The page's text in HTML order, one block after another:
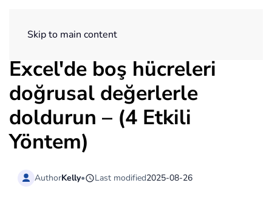
Skip to main content
Excel'de boş hücreleri
doğrusal değerlerle
doldurun – (4 Etkili
Yöntem)
AuthorKelly• Last modified2025-08-26